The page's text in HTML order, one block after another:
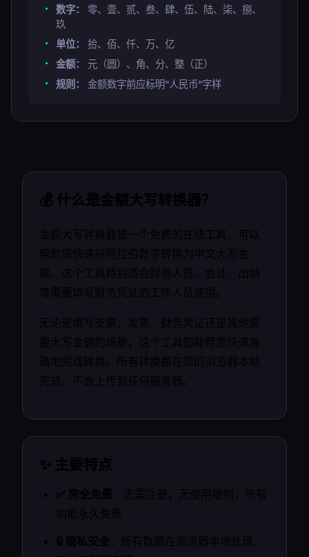
数字：
零、壹、贰、叁、肆、伍、陆、柒、捌、
玖
单位：
拾、佰、仟、万、亿
金额：
元（圆）、角、分、整（正）
规则：
金额数字前应标明"人民币"字样
💰 什么是金额大写转换器？
金额大写转换器是一个免费的在线工具，可以
帮助您快速将阿拉伯数字转换为中文大写金
额。这个工具特别适合财务人员、会计、出纳
等需要填写财务凭证的工作人员使用。
无论是填写支票、发票、财务凭证还是其他需
要大写金额的场景，这个工具都能帮您快速准
确地完成转换。所有转换都在您的浏览器本地
完成，不会上传到任何服务器。
✨ 主要特点
✅ 完全免费：无需注册，无使用限制，所有
功能永久免费
🔒 隐私安全：所有数据在浏览器本地处理，